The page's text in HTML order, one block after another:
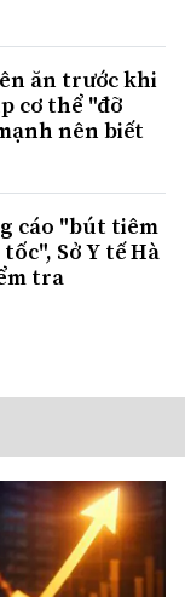
ăn trước khi
cơ thể "đỡ
nên biết
cáo "bút tiêm
Sở Y tế Hà
tra